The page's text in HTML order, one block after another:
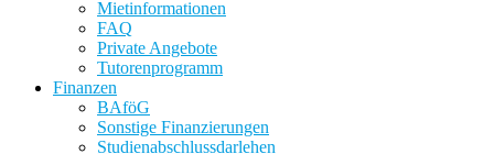
Mietinformationen
FAQ
Private Angebote
Tutorenprogramm
Finanzen
BAföG
Sonstige Finanzierungen
Studienabschlussdarlehen